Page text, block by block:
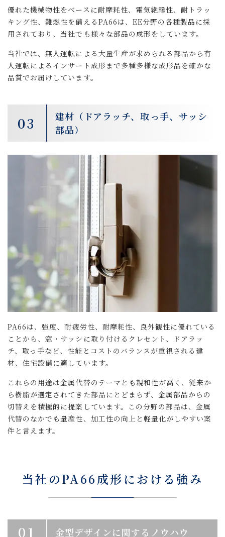
優れた機械物性をベースに耐摩耗性、電気絶縁性、耐トラッ
キング性、難燃性を備えるPA66は、EE分野の各種製品に採
用されており、当社でも様々な部品の成形をしています。
当社では、無人運転による大量生産が求められる部品から有
人運転によるインサート成形まで多種多様な成形品を確かな
品質でお届けしています。
03
建材（ドアラッチ、取っ手、サッシ
部品）
PA66は、強度、耐疲労性、耐摩耗性、良外観性に優れている
ことから、窓・サッシに取り付けるクレセント、ドアラッ
チ、取っ手など、性能とコストのバランスが重視される建
材、住宅設備に適しています。
これらの用途は金属代替のテーマとも親和性が高く、従来か
ら樹脂が選定されてきた部品にとどまらず、金属部品からの
切替えを積極的に提案しています。この分野の部品は、金属
代替のなかでも量産性、加工性の向上と軽量化がしやすい案
件と言えます。
当社のPA66成形における強み
01 金型デザインに関するノウハウ